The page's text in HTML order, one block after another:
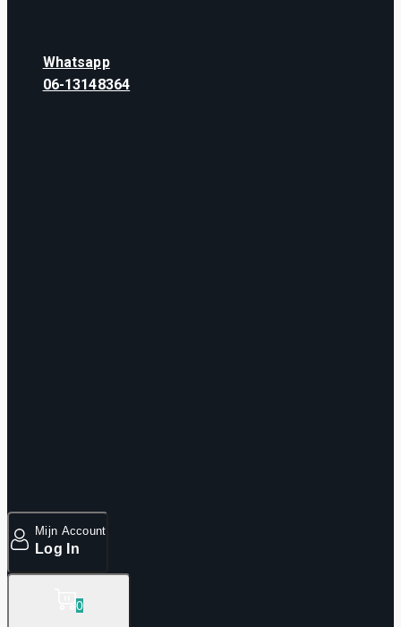
Whatsapp
06-13148364
Mijn Account
Log In
0